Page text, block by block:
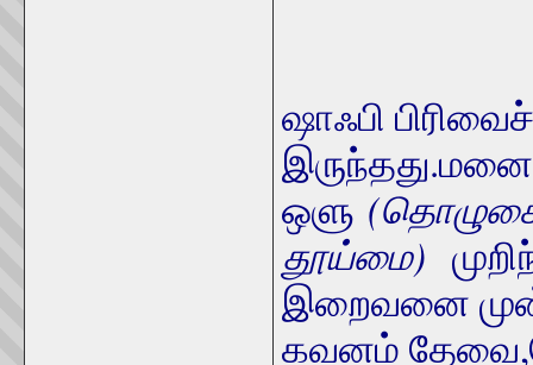
ஷாஃபி
இருந்தது.
ஒளு (
தூய்மை)
இறைவனை
கவனம் தேவை,